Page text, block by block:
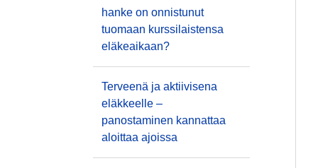
hanke on onnistunut
tuomaan kurssilaistensa
eläkeaikaan?
Terveenä ja aktiivisena
eläkkeelle –
panostaminen kannattaa
aloittaa ajoissa